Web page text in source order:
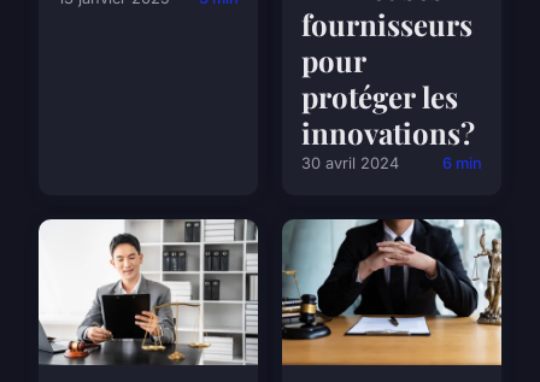
fournisseurs
pour
protéger les
innovations?
30 avril 2024 6 min